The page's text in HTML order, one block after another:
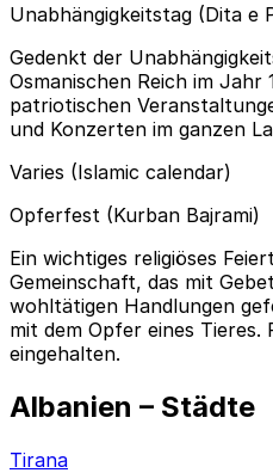
Unabhängigkeitstag (Dita e
Gedenkt der
Osmanischen Reich im Jahr
patriotischen
und Konzerten im ganzen
Varies (Islamic calendar)
Opferfest (Kurban Bajrami)
Ein wichtiges religiöses
Gemeinschaft, das mit
wohltätigen Handlungen
mit dem Opfer eines Tieres.
eingehalten.
Albanien – Städte
Tirana